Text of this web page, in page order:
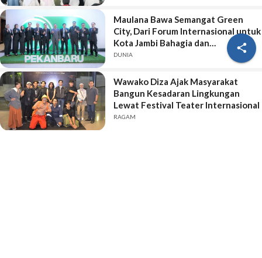

Maulana Bawa Semangat Green
City, Dari Forum Internasional untuk
Kota Jambi Bahagia dan
Berkelanjutan
DUNIA
Wawako Diza Ajak Masyarakat
Bangun Kesadaran Lingkungan
Lewat Festival Teater Internasional
RAGAM